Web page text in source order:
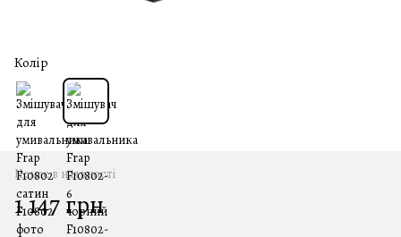
Колір
Немає в наявності
1 147 грн